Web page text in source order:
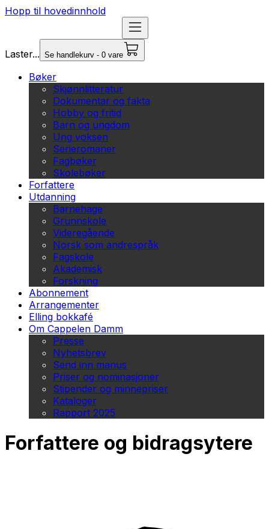
Hopp til hovedinnhold
Laster... Se handlekurv - 0 vare
Bøker
Skjønnlitteratur
Dokumentar og fakta
Hobby og fritid
Barn og ungdom
Ung voksen
Serieromaner
Fagbøker
Skolebøker
Forfattere
Utdanning
Barnehage
Grunnskole
Videregående
Norsk som andrespråk
Fagskole
Akademisk
Forskning
Abonnement
Arrangementer
Elling bokkafé
Om Cappelen Damm
Presse
Nyhetsbrev
Send inn manus
Priser og nominasjoner
Stipender og minnepriser
Kataloger
Rapport 2025
Forfattere og bidragsytere